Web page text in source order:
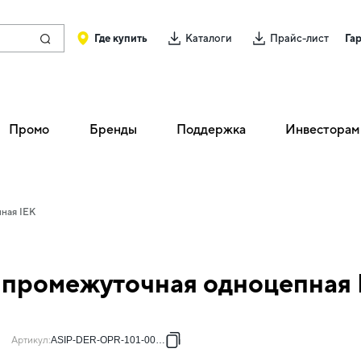
Где купить Каталоги Прайс-лист
Промо Бренды Поддержка Инвесторам
IEK
одноцепная
Артикул:ASIP-DER-OPR-101-00-21